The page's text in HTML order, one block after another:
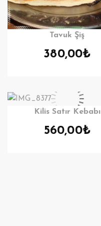
Tavuk Şiş
380,00₺
Kilis Satır Kebabı
560,00₺